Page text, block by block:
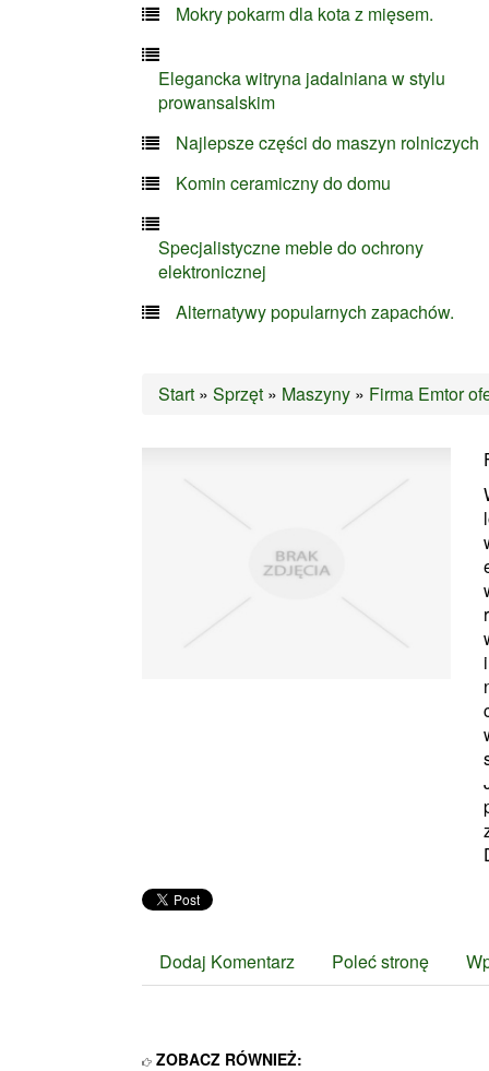
Mokry pokarm dla kota z mięsem.
Elegancka witryna jadalniana w stylu
prowansalskim
Najlepsze części do maszyn rolniczych
Komin ceramiczny do domu
Specjalistyczne meble do ochrony
elektronicznej
Alternatywy popularnych zapachów.
Start » Sprzęt » Maszyny » Firma Emtor
Dodaj Komentarz Poleć stronę
ZOBACZ RÓWNIEŻ: